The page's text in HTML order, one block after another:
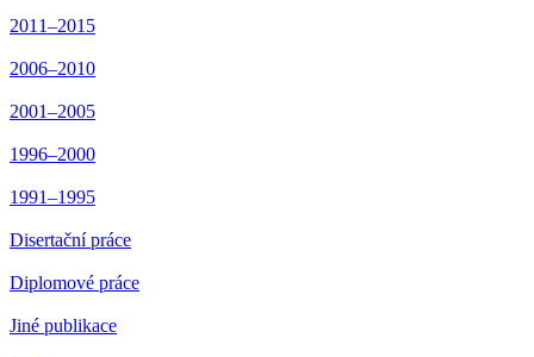
2011–2015
2006–2010
2001–2005
1996–2000
1991–1995
Disertační práce
Diplomové práce
Jiné publikace